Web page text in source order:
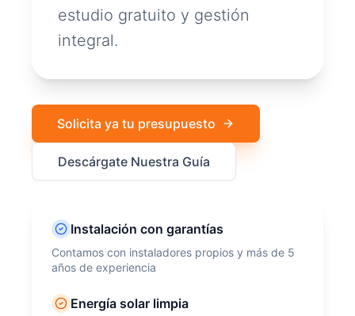
estudio gratuito y gestión
integral.
Solicita ya tu presupuesto
Descárgate Nuestra Guía
Instalación con garantías
Contamos con instaladores propios y más de 5
años de experiencia
Energía solar limpia